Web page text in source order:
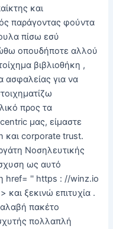
και
παράγοντας φούντα
πίσω εσύ
οπουδήποτε αλλού
βιβλιοθήκη ,
ασφαλείας για να
προς τα
μας, είμαστε
και corporate trust.
Νοσηλευτικής
ως αυτό
href= '' https : //winz.io
ξεκινώ επιτυχία .
πακέτο
πολλαπλή